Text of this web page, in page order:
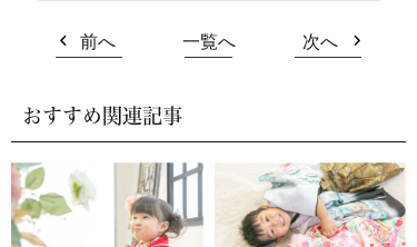
前へ 一覧へ 次へ
おすすめ関連記事